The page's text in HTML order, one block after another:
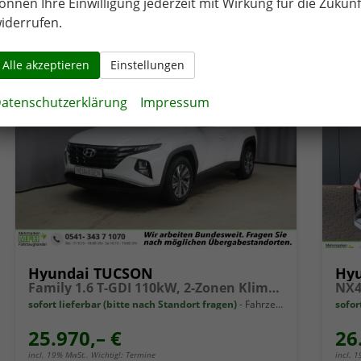
CO -Emissionen:136,00 g/km
CO
Hyundai TUCSON
Family 1.6 T-GDI 110kW, 2-Zonen Klimaautomatik, Sitzheizung, AppleCarPlay&Android Auto, Freisprecheinrichtung, Radio DAB, Verkehrszeichenerkennung, Rückfahrkamera, eCall Notrufsystem, 17 Zoll Leichtmetallfelgen, uvm.
sofort lieferbar (bitte nach Standort fragen) Fahrzeug mit Tageszulassung
25.970,– €
incl. 19% MwSt.. Wichtig!: Termine
incl.
Alle akzeptieren Einstellungen
Impressum